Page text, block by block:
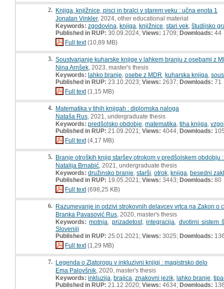
2. Knjiga, knjižnice, pisci in bralci v starem veku : učna enota 1
Jonatan Vinkler, 2024, other educational material
Keywords: zgodovina knjiga knjižnice stari vek študijsko
Published in RUP: 30.09.2024; Views: 1709; Downloads: 44
Full text(10,89 MB)
3. Soustvarjanje kuharske knjige v lahkem branju z osebami z
Nina Arnšek , 2023, master's thesis
Keywords: lahko branje osebe z MDR kuharska knjiga
Published in RUP: 23.10.2023; Views: 2637; Downloads: 71
Full text(1,15 MB)
4. Matematika v tihih knjigah : diplomska naloga
Nataša Rus , 2021, undergraduate thesis
Keywords: predšolsko obdobje matematika tiha knjiga
Published in RUP: 21.09.2021; Views: 4044; Downloads:
Full text(4,17 MB)
5. Branje otroških knjig staršev otrokom v predšolskem obdobju
Natalija Brnabić , 2021, undergraduate thesis
Keywords: družinsko branje starši otrok knjiga besedni
Published in RUP: 19.05.2021; Views: 3443; Downloads: 80
Full text(698,25 KB)
6. Razumevanje in odzivi strokovnih delavcev vrtca na Zakon
Branka Pavasović Rus , 2020, master's thesis
Keywords: motnja prizadetost,integracija
dvotirni sistem
Sloveniji
Published in RUP: 25.01.2021; Views: 3025; Downloads:
Full text(1,29 MB)
7. Legenda o Zlatorogu v inkluzivni knjigi : magistrsko delo
Ema Palovšnik , 2020, master's thesis
Keywords: inkluzija brajica znakovni jezik lahko branje
Published in RUP: 21.12.2020; Views: 4634; Downloads: